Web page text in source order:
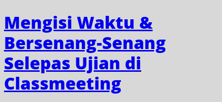
Mengisi Waktu &
Bersenang-Senang
Selepas Ujian di
Classmeeting